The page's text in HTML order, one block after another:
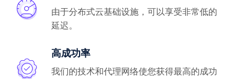
由于分布式云基础设施，可以享受非常低的
延迟。
高成功率
我们的技术和代理网络使您获得最高的成功